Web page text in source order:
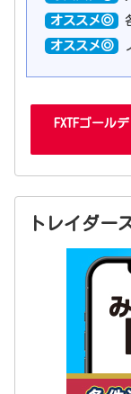
オススメ◎
オススメ◎
FXTFゴール
トレイダー